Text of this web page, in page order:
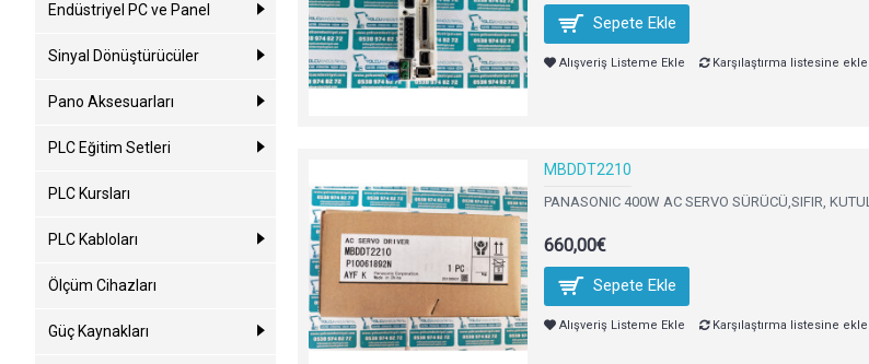
Endüstriyel PC ve Panel
Sinyal Dönüştürücüler
Pano Aksesuarları
PLC Eğitim Setleri
PLC Kursları
PLC Kabloları
Ölçüm Cihazları
Güç Kaynakları
Sepete Ekle
Alışveriş Listeme Ekle Karşılaştırma listesine ekle
MBDDT2210
PANASONIC 400W AC SERVO SÜRÜCÜ,SIFIR,
660,00€
Sepete Ekle
Alışveriş Listeme Ekle Karşılaştırma listesine ekle